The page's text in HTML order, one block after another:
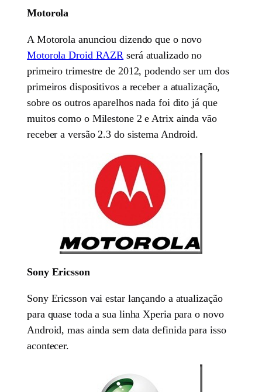
Motorola
A Motorola anunciou dizendo que o novo
Motorola Droid RAZR será atualizado no
primeiro trimestre de 2012, podendo ser um dos
primeiros dispositivos a receber a atualização,
sobre os outros aparelhos nada foi dito já que
muitos como o Milestone 2 e Atrix ainda vão
receber a versão 2.3 do sistema Android.
Sony Ericsson
Sony Ericsson vai estar lançando a atualização
para quase toda a sua linha Xperia para o novo
Android, mas ainda sem data definida para isso
acontecer.